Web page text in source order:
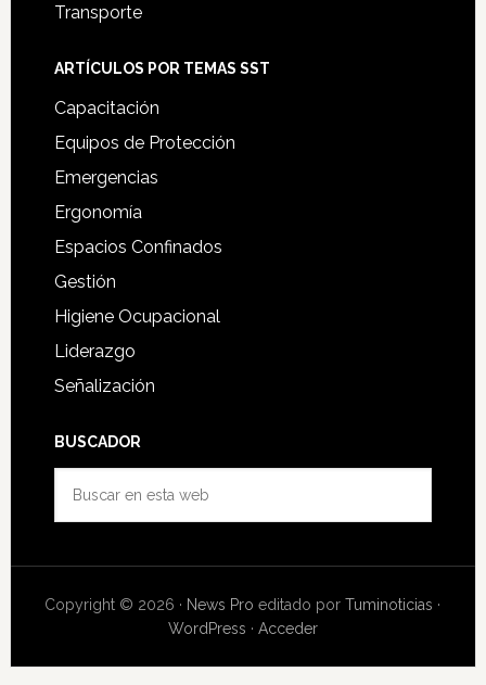
Transporte
ARTÍCULOS POR TEMAS SST
Capacitación
Equipos de Protección
Emergencias
Ergonomía
Espacios Confinados
Gestión
Higiene Ocupacional
Liderazgo
Señalización
BUSCADOR
web
Copyright © 2026 · News Pro editado porTuminoticias ·
WordPress · Acceder